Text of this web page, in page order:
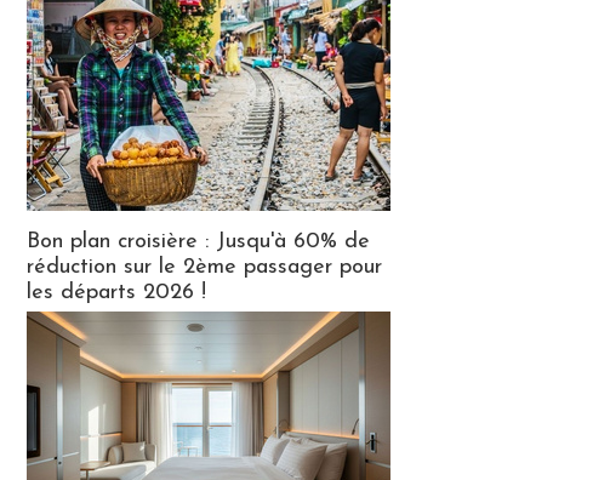
Bon plan croisière : Jusqu'à 60% de
réduction sur le 2ème passager pour
les départs 2026 !